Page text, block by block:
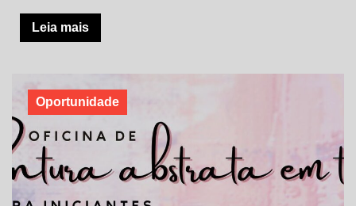
Leia mais
Oportunidade